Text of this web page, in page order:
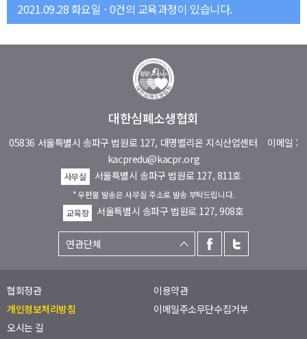
2021.09.28 화요일 - 0건의 교육과정이 있습니다.
대한심폐소생협회
05836 서울특별시 송파구 법원로 127, 대명벨리온 지식산업센터 이메일 :
kacpredu@kacpr.org
사무실 서울특별시 송파구 법원로 127, 811호
* 우편물 발송은 사무실 주소로 발송 부탁드립니다.
교육장
서울특별시 송파구 법원로 127, 908호
협회정관
이용약관
개인정보처리방침
이메일주소무단수집거부
오시는 길